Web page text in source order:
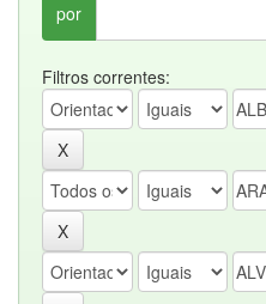
por
Filtros correntes: